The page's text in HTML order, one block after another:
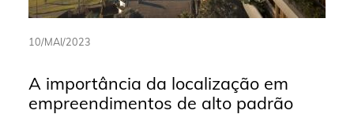
10/MAI/2023
A importância da localização em
empreendimentos de alto padrão